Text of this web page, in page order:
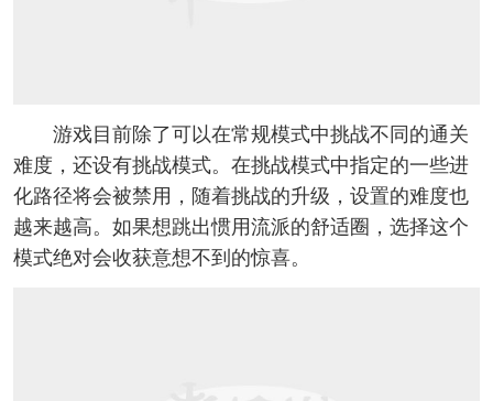
游戏目前除了可以在常规模式中挑战不同的通关
难度，还设有挑战模式。在挑战模式中指定的一些进
化路径将会被禁用，随着挑战的升级，设置的难度也
越来越高。如果想跳出惯用流派的舒适圈，选择这个
模式绝对会收获意想不到的惊喜。